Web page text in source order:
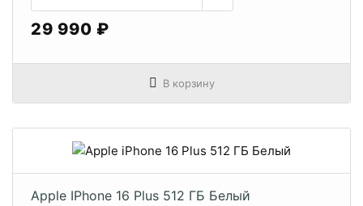
29 990 ₽
В корзину
Apple IPhone 16 Plus 512 ГБ Белый